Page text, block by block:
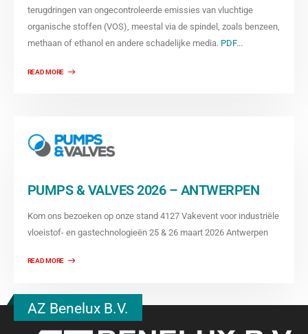
terugdringen van ongecontroleerde emissies van vluchtige
organische stoffen (VOS), meestal via de spindel, zoals benzeen,
methaan of ethanol en andere schadelijke media. PDF...
PUMPS & VALVES 2026 – ANTWERPEN
Kom ons bezoeken op onze stand 4127 Vakevent voor industriële
vloeistof- en gastechnologieën 25 & 26 maart 2026 Antwerpen
AZ Benelux B.V.